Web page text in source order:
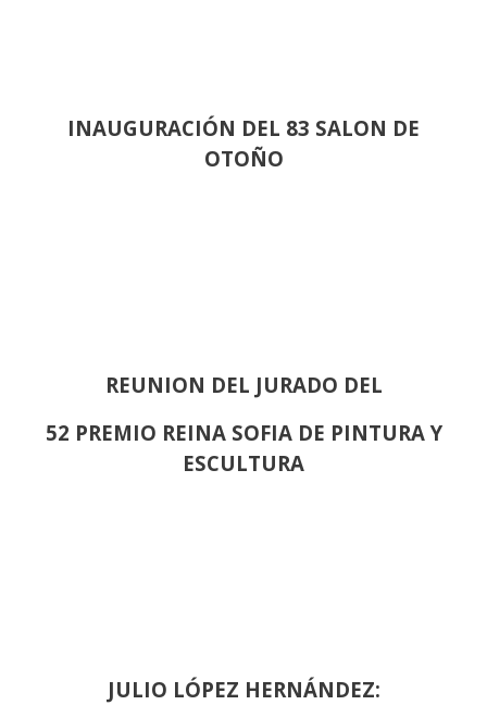
INAUGURACIÓN DEL 83 SALON DE
OTOÑO
REUNION DEL JURADO DEL
52 PREMIO REINA SOFIA DE PINTURA Y
ESCULTURA
JULIO LÓPEZ HERNÁNDEZ: